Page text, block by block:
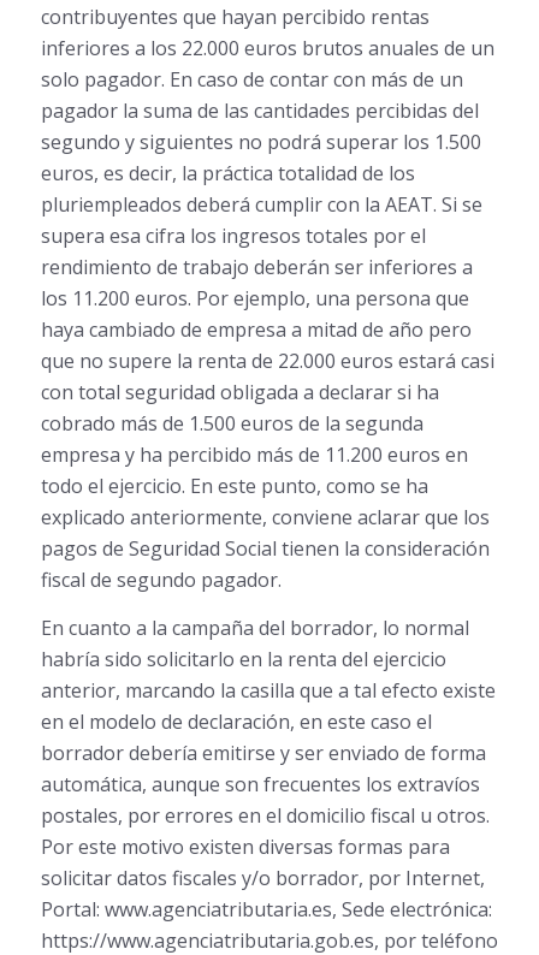
contribuyentes que hayan percibido rentas
inferiores a los 22.000 euros brutos anuales de un
solo pagador. En caso de contar con más de un
pagador la suma de las cantidades percibidas del
segundo y siguientes no podrá superar los 1.500
euros, es decir, la práctica totalidad de los
pluriempleados deberá cumplir con la AEAT. Si se
supera esa cifra los ingresos totales por el
rendimiento de trabajo deberán ser inferiores a
los 11.200 euros. Por ejemplo, una persona que
haya cambiado de empresa a mitad de año pero
que no supere la renta de 22.000 euros estará casi
con total seguridad obligada a declarar si ha
cobrado más de 1.500 euros de la segunda
empresa y ha percibido más de 11.200 euros en
todo el ejercicio. En este punto, como se ha
explicado anteriormente, conviene aclarar que los
pagos de Seguridad Social tienen la consideración
fiscal de segundo pagador.
En cuanto a la campaña del borrador, lo normal
habría sido solicitarlo en la renta del ejercicio
anterior, marcando la casilla que a tal efecto existe
en el modelo de declaración, en este caso el
borrador debería emitirse y ser enviado de forma
automática, aunque son frecuentes los extravíos
postales, por errores en el domicilio fiscal u otros.
Por este motivo existen diversas formas para
solicitar datos fiscales y/o borrador, por Internet,
Portal: www.agenciatributaria.es, Sede electrónica:
https://www.agenciatributaria.gob.es, por teléfono